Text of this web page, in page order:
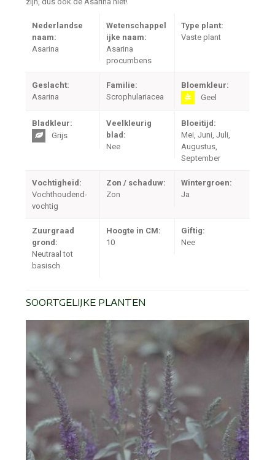
Nederlandse
naam:
Asarina
Wetenschappel
ijke naam:
Asarina
procumbens
Type plant:
Vaste plant
Geslacht:
Asarina
Familie:
Scrophulariacea
Bloemkleur:
Geel
Bladkleur:
Grijs
Veelkleurig
blad:
Nee
Bloeitijd:
Mei, Juni, Juli,
Augustus,
September
Vochtigheid:
Vochthoudend-
vochtig
Zon / schaduw:
Zon
Wintergroen:
Ja
Zuurgraad
grond:
Neutraal tot
basisch
Hoogte in CM:
10
Giftig:
Nee
SOORTGELIJKE PLANTEN